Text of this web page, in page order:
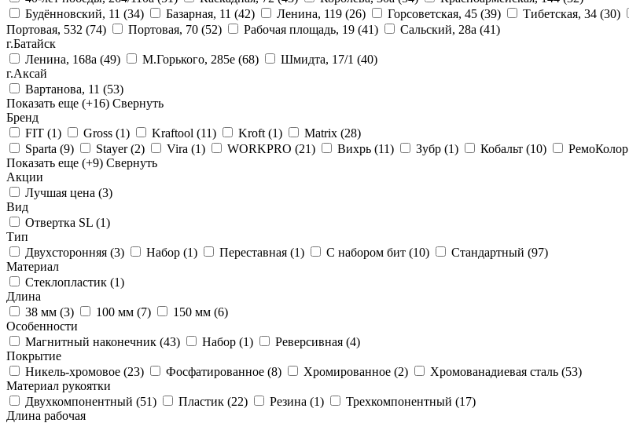
Будённовский, 11 (34) Базарная, 11 (42) Ленина, 119 (26) Горсоветская, 45 (39) Тибетская, 34 (30)
Портовая, 532 (74) Портовая, 70 (52) Рабочая площадь, 19 (41) Сальский, 28a (41)
г.Батайск
Ленина, 168а (49) М.Горького, 285е (68) Шмидта, 17/1 (40)
г.Аксай
Вартанова, 11 (53)
Показать еще (+16) Свернуть
Бренд
FIT (1) Gross (1) Kraftool (11) Kroft (1) Matrix (28)
Sparta (9) Stayer(2) Vira (1) WORKPRO (21) Вихрь (11) Зубр (1) Кобальт (10) РемоКолор
Показать еще (+9) Свернуть
Акции
Лучшая цена (3)
Вид
Отвертка SL (1)
Тип
Двухсторонняя (3) Набор (1) Переставная (1) С набором бит (10) Стандартный (97)
Материал
Стеклопластик (1)
Длина
38 мм (3) 100 мм (7) 150 мм (6)
Особенности
Магнитный наконечник (43) Набор (1) Реверсивная (4)
Покрытие
Никель-хромовое (23) Фосфатированное (8) Хромированное (2) Хромованадиевая сталь (53)
Материал рукоятки
Двухкомпонентный (51) Пластик (22) Резина (1) Трехкомпонентный (17)
Длина рабочая